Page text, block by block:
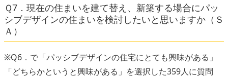
Ｑ7．現在の住まいを建て替え、新築する場合にパッ
シブデザインの住まいを検討したいと思いますか（Ｓ
Ａ）
※Q6．で「パッシブデザインの住宅にとても興味がある」
「どちらかというと興味がある」を選択した359人に質問